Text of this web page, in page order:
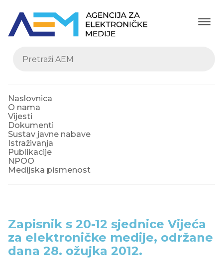
Naslovnica
O nama
Vijesti
Dokumenti
Sustav javne nabave
Istraživanja
Publikacije
NPOO
Medijska pismenost
Zapisnik s 20-12 sjednice Vijeća
za elektroničke medije, održane
dana 28. ožujka 2012.